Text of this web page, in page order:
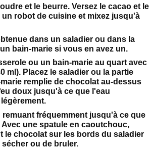
et le beurre. Versez le cacao et le
un robot de cuisine et mixez jusqu'à
dans un saladier ou dans la
bain-marie si vous en avez un.
ou un bain-marie au quart avec
ml). Placez le saladier ou la partie
remplie de chocolat au-dessus
doux jusqu'à ce que l'eau
remuant fréquemment jusqu'à ce que
Avec une spatule en caoutchouc,
le chocolat sur les bords du saladier
ou de bruler.